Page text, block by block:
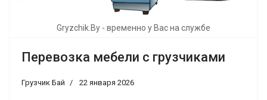
Gryzchik.By - временно у Вас на службе
Перевозка мебели с грузчиками
Грузчик Бай 22 января 2026